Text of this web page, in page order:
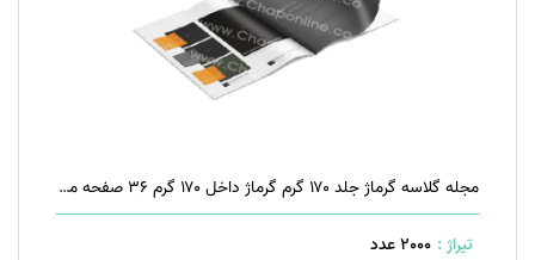
مجله گلاسه گرماژ جلد ۱۷۰ گرم گرماژ داخل ۱۷۰ گرم ۳۶ صفحه منگنه تخت
تیراژ : 2000 عدد